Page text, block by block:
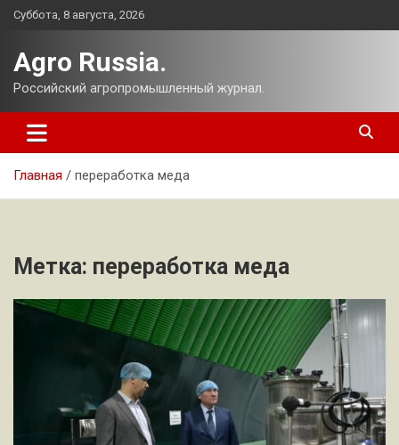
Перейти
Суббота, 8 августа, 2026
Agro Russia.
Российский агропромышленный журнал.
Главная переработка меда
Метка: переработка меда